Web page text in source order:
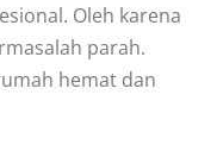
Oleh karena
parah.
hemat dan